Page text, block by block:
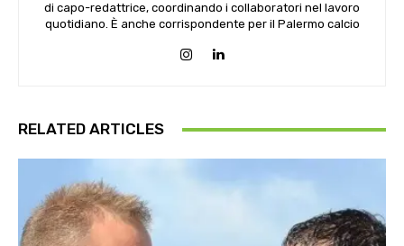
di capo-redattrice, coordinando i collaboratori nel lavoro
quotidiano. È anche corrispondente per il Palermo calcio
RELATED ARTICLES